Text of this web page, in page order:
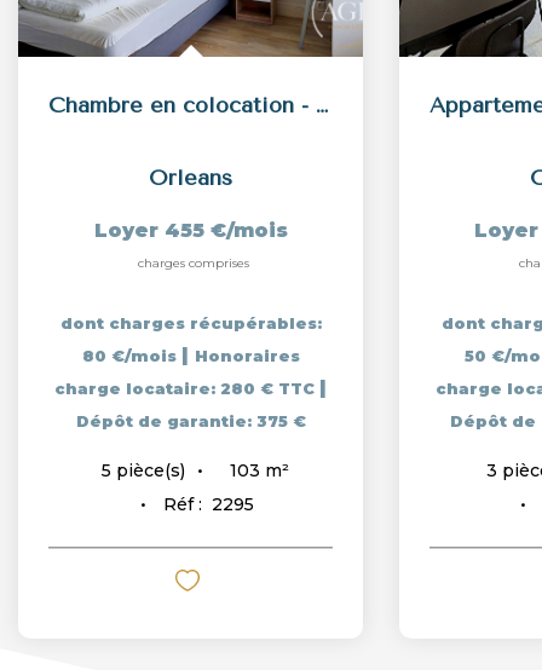
Chambre en colocation - 4 chambres - Boulevard de Châteaudun
Orleans
Loyer 455 €/mois
charges comprises
dont charges récupérables:
80 €/mois | Honoraires
charge locataire: 280 € TTC |
Dépôt de garantie: 375 €
5 pièce(s) 103 m²
Réf : 2295
dont
50 €/
charge
Dépôt de
3